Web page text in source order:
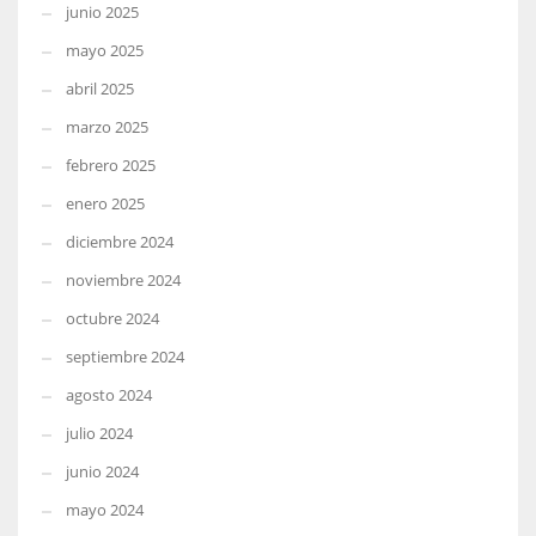
junio 2025
mayo 2025
abril 2025
marzo 2025
febrero 2025
enero 2025
diciembre 2024
noviembre 2024
octubre 2024
septiembre 2024
agosto 2024
julio 2024
junio 2024
mayo 2024